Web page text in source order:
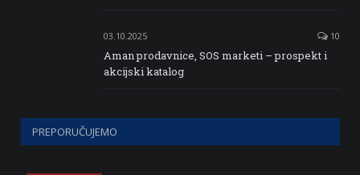
03.10.2025 10
Aman prodavnice, SOS marketi – prospekt i
akcijski katalog
PREPORUČUJEMO